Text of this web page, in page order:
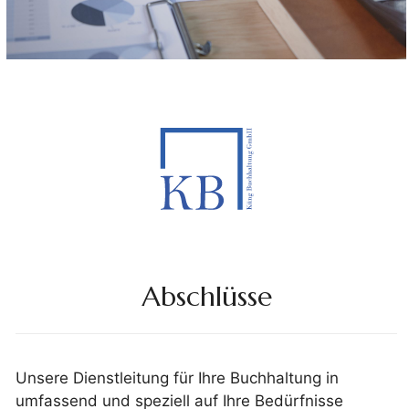
Abschlüsse
Unsere Dienstleitung für Ihre Buchhaltung in
umfassend und speziell auf Ihre Bedürfnisse